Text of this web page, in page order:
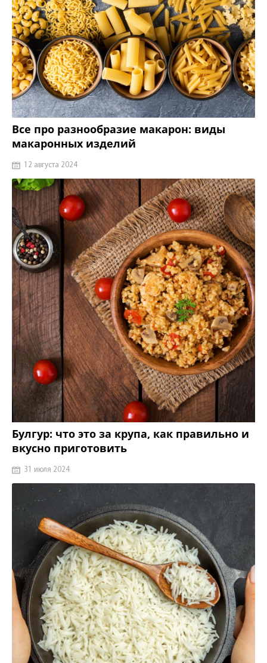
Все про разнообразие макарон: виды
макаронных изделий
12 августа 2024
Булгур: что это за крупа, как правильно и
вкусно приготовить
31 июля 2024